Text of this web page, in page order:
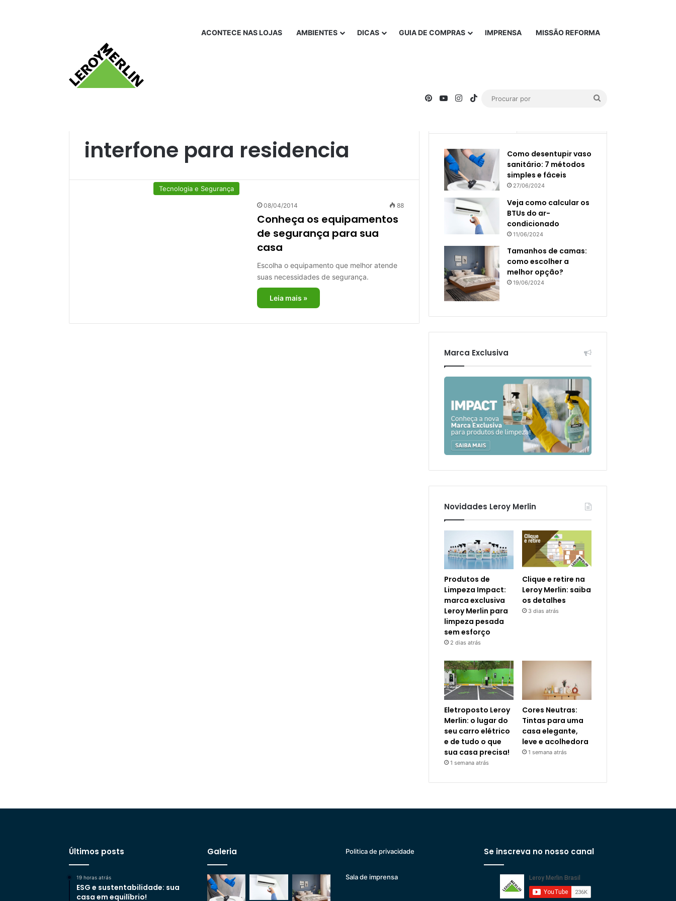
ACONTECE NAS LOJAS AMBIENTES DICAS GUIA DE COMPRAS IMPRENSA MISSÃO REFORMA
PinterestYouTubeInstagram
TikTok
interfone para residencia
Tecnologia e Segurança
08/04/2014 88
Conheça os equipamentos
de segurança para sua
casa
Escolha o equipamento que melhor atende
suas necessidades de segurança.
Leia mais »
Como desentupir vaso
sanitário: 7 métodos
simples e fáceis
27/06/2024
Veja como calcular os
BTUs do ar-
condicionado
11/06/2024
Tamanhos de camas:
como escolher a
melhor opção?
19/06/2024
Marca Exclusiva
Novidades Leroy Merlin
Produtos de
Limpeza Impact:
marca exclusiva
Leroy Merlin para
limpeza pesada
sem esforço
2 dias atrás
Clique e retire na
Leroy Merlin: saiba
os detalhes
3 dias atrás
Eletroposto Leroy
Merlin: o lugar do
seu carro elétrico
e de tudo o que
sua casa precisa!
1 semana atrás
Cores Neutras:
Tintas para uma
casa elegante,
leve e acolhedora
1 semana atrás
Últimos posts
19 horas atrás
ESG e sustentabilidade: sua
casa em equilíbrio!
Galeria Politica de privacidade
Sala de imprensa
Se inscreva no nosso canal